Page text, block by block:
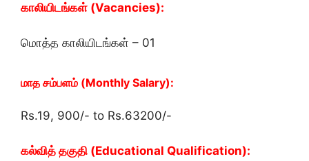
காலியிடங்கள் (Vacancies):
மொத்த காலியிடங்கள் – 01
மாத சம்பளம் (Monthly Salary):
Rs.19, 900/- to Rs.63200/-
கல்வித் தகுதி (Educational Qualification):